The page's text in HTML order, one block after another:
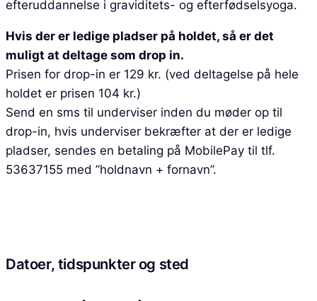
efteruddannelse i graviditets- og efterfødselsyoga.
Hvis der er ledige pladser på holdet, så er det
muligt at deltage som drop in.
Prisen for drop-in er 129 kr. (ved deltagelse på hele
holdet er prisen 104 kr.)
Send en sms til underviser inden du møder op til
drop-in, hvis underviser bekræfter at der er ledige
pladser, sendes en betaling på MobilePay til tlf.
53637155 med ”holdnavn + fornavn”.
Datoer, tidspunkter og sted